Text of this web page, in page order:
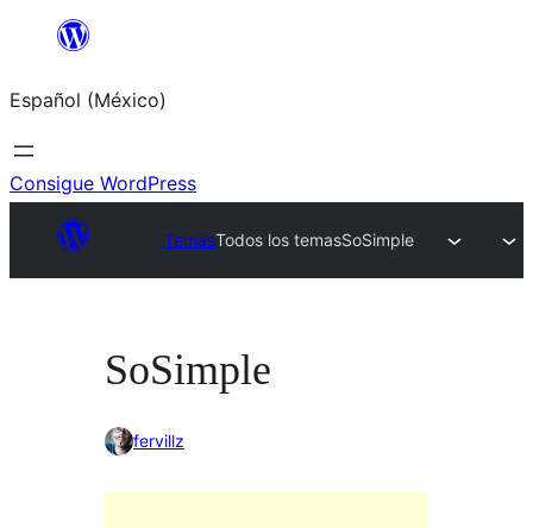
Saltar
contenido
Español (México)
Consigue WordPress
TemasTodos los temasSoSimple
SoSimple
fervillz